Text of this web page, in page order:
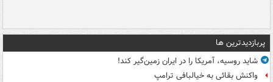
پربازدیدترین ها
شاید روسیه، آمریکا را در ایران زمین‌گیر کند!
واکنش بقائی به خیالبافی ترامپ